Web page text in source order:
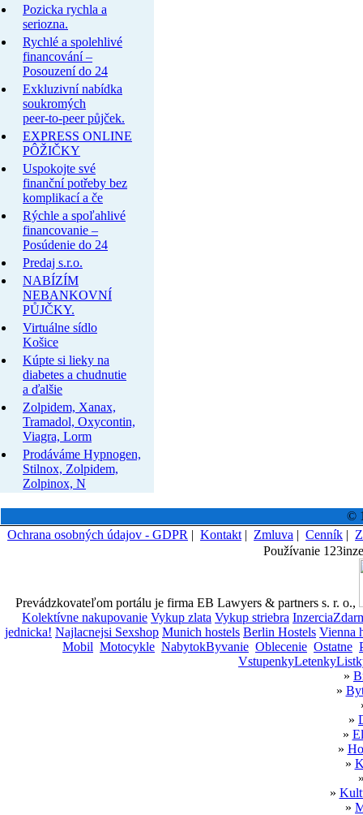
Pozicka rychla a
seriozna.
Rychlé a spolehlivé
financování –
Posouzení do 24
Exkluzivní nabídka
soukromých
peer-to-peer půjček.
EXPRESS ONLINE
PÔŽIČKY
Uspokojte své
finanční potřeby bez
komplikací a če
Rýchle a spoľahlivé
financovanie –
Posúdenie do 24
Predaj s.r.o.
NABÍZÍM
NEBANKOVNÍ
PŮJČKY.
Virtuálne sídlo
Košice
Kúpte si lieky na
diabetes a chudnutie
a ďalšie
Zolpidem, Xanax,
Tramadol, Oxycontin,
Viagra, Lorm
Prodáváme Hypnogen,
Stilnox, Zolpidem,
Zolpinox, N
©
Ochrana osobných údajov - GDPR | Kontakt | Zmluva | Cenník |
Používanie
Prevádzkovateľom portálu je firma EB Lawyers & partners s. r. o.,
Kolektívne nakupovanie Vykup zlata Vykup striebra
jednicka! Najlacnejsi Sexshop Munich hostels Berlin Hostels Vienna
Mobil Motocykle NabytokByvanie Oblecenie Ostatne
»
»
»
»
»
»
»
»